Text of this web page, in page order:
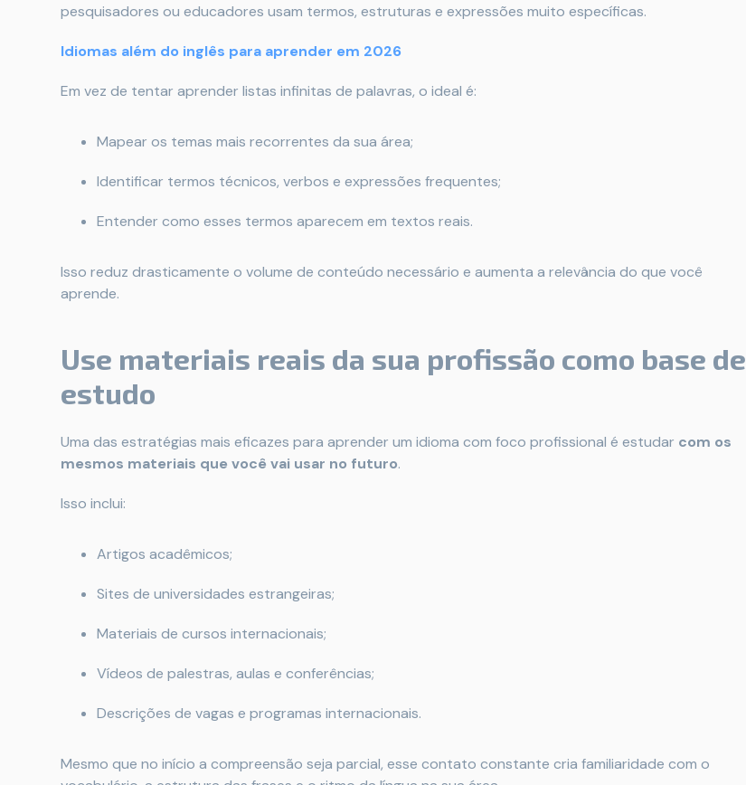
pesquisadores ou educadores usam termos, estruturas e expressões muito específicas.
Idiomas além do inglês para aprender em 2026
Em vez de tentar aprender listas infinitas de palavras, o ideal é:
Mapear os temas mais recorrentes da sua área;
Identificar termos técnicos, verbos e expressões frequentes;
Entender como esses termos aparecem em textos reais.
Isso reduz drasticamente o volume de conteúdo necessário e aumenta a relevância do que você
aprende.
Use materiais reais da sua profissão como base de
estudo
Uma das estratégias mais eficazes para aprender um idioma com foco profissional é estudar com os
mesmos materiais que você vai usar no futuro.
Isso inclui:
Artigos acadêmicos;
Sites de universidades estrangeiras;
Materiais de cursos internacionais;
Vídeos de palestras, aulas e conferências;
Descrições de vagas e programas internacionais.
Mesmo que no início a compreensão seja parcial, esse contato constante cria familiaridade com o